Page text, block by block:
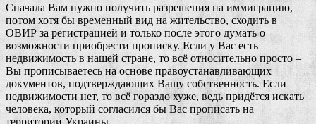
Сначала Вам нужно получить разрешения на иммиграцию,
потом хотя бы временный вид на жительство, сходить в
ОВИР за регистрацией и только после этого думать о
возможности приобрести прописку. Если у Вас есть
недвижимость в нашей стране, то всё относительно просто –
Вы прописываетесь на основе правоустанавливающих
документов, подтверждающих Вашу собственность. Если
недвижимости нет, то всё гораздо хуже, ведь придётся искать
человека, который согласился бы Вас прописать на
территории Украины.